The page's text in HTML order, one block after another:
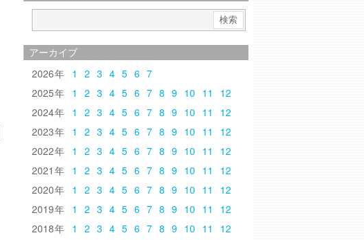
アーカイブ
2026 1 2 3 4 5 6 7
2025
1 2 3 4 5 6 7 8 9 10 11
12
2024
1 2 3 4 5 6 7 8 9 10 11
12
2023
1 2 3 4 5 6 7 8 9 10 11
12
2022
1 2 3 4 5 6 7 8 9 10 11
12
2021
1 2 3 4 5 6 7 8 9 10 11
12
2020
1 2 3 4 5 6 7 8 9 10 11
12
2019
1 2 3 4 5 6 7 8 9 10 11
12
2018
1 2 3 4 5 6 7 8 9 10 11
12